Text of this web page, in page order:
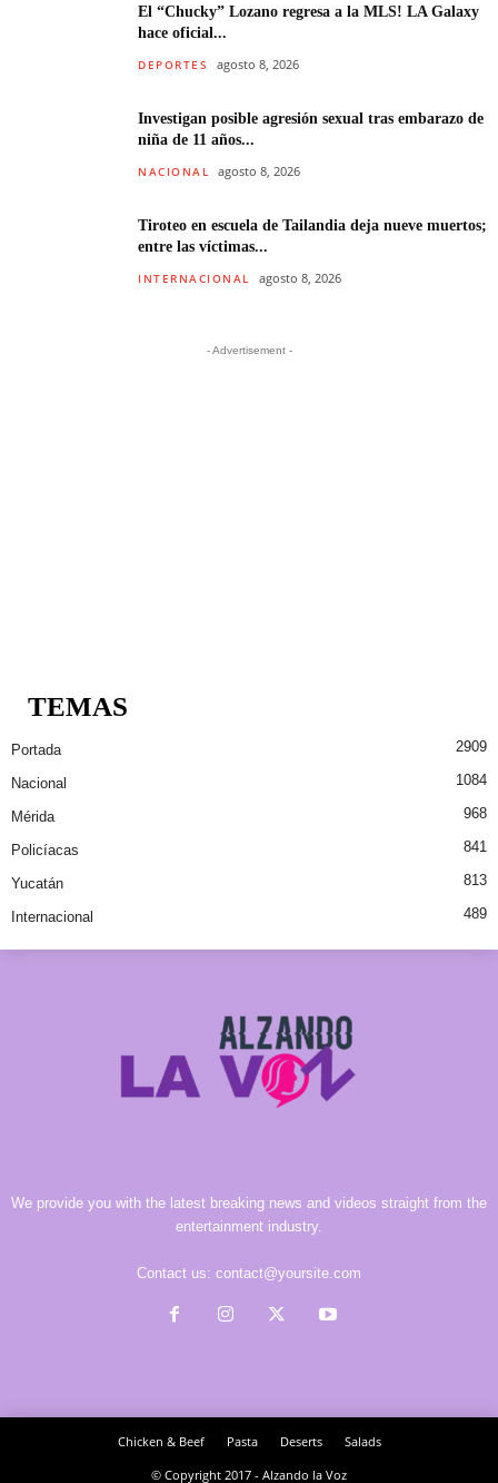
El “Chucky” Lozano regresa a la MLS! LA Galaxy
hace oficial...
DEPORTES agosto 8, 2026
Investigan posible agresión sexual tras embarazo de
niña de 11 años...
NACIONAL agosto 8, 2026
Tiroteo en escuela de Tailandia deja nueve muertos;
entre las víctimas...
INTERNACIONAL agosto 8, 2026
- Advertisement -
TEMAS
Portada 2909
Nacional 1084
Mérida 968
Policíacas 841
Yucatán 813
Internacional 489
We provide you with the latest breaking news and videos straight from the
entertainment industry.
Contact us: contact@yoursite.com
Chicken & Beef Pasta Deserts
Salads
© Copyright 2017 - Alzando la Voz